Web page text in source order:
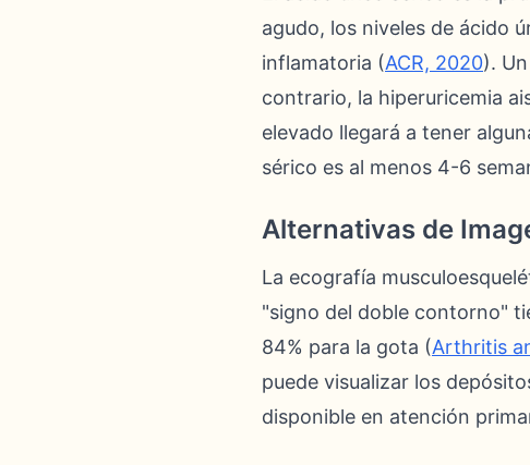
agudo, los niveles de ácido
inflamatoria (ACR, 2020).
contrario, la hiperuricemia
elevado llegará a tener
sérico es al menos 4-6
Alternativas de
La ecografía
"signo del doble contorno"
84% para la gota (Arthritis
puede visualizar los
disponible en atención